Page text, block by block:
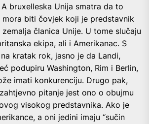
A bruxelleska Unija smatra da to
mora biti čovjek koji je predstavnik
članica Unije. U tome slučaju
ekipa, ali i Amerikanac. S
kratak rok, jasno je da Landi,
podupiru Washington, Rim i Berlin,
imati konkurenciju. Drugo pak,
pitanje jest ono o obujmu
visokog predstavnika. Ako je
a oni jedini imaju “sučin